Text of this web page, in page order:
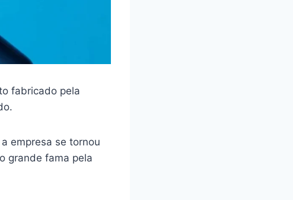
fabricado pela
empresa se tornou
grande fama pela